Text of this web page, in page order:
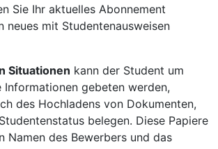
Sie Ihr aktuelles Abonnement
neues mit Studentenausweisen
Situationen kann der Student um
Informationen gebeten werden,
des Hochladens von Dokumenten,
belegen. Diese Papiere
Namen des Bewerbers und das